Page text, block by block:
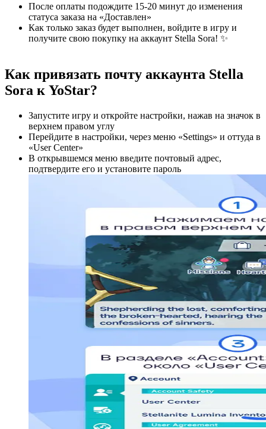
После оплаты подождите 15-20 минут до изменения
статуса заказа на «Доставлен»
Как только заказ будет выполнен, войдите в игру и
получите свою покупку на аккаунт Stella Sora! ✨
Как привязать почту аккаунта Stella
Sora к YoStar?
Запустите игру и откройте настройки, нажав на значок в
верхнем правом углу
Перейдите в настройки, через меню «Settings» и оттуда в
«User Center»
В открывшемся меню введите почтовый адрес,
подтвердите его и установите пароль